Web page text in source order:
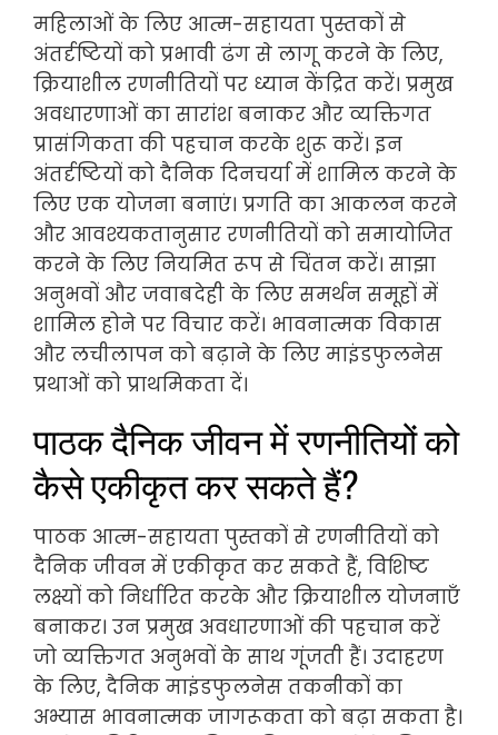
महिलाओं के लिए आत्म-सहायता पुस्तकों से
अंतर्दृष्टियों को प्रभावी ढंग से लागू करने के लिए,
क्रियाशील रणनीतियों पर ध्यान केंद्रित करें। प्रमुख
अवधारणाओं का सारांश बनाकर और व्यक्तिगत
प्रासंगिकता की पहचान करके शुरू करें। इन
अंतर्दृष्टियों को दैनिक दिनचर्या में शामिल करने के
लिए एक योजना बनाएं। प्रगति का आकलन करने
और आवश्यकतानुसार रणनीतियों को समायोजित
करने के लिए नियमित रूप से चिंतन करें। साझा
अनुभवों और जवाबदेही के लिए समर्थन समूहों में
शामिल होने पर विचार करें। भावनात्मक विकास
और लचीलापन को बढ़ाने के लिए माइंडफुलनेस
प्रथाओं को प्राथमिकता दें।
पाठक दैनिक जीवन में रणनीतियों को
कैसे एकीकृत कर सकते हैं?
पाठक आत्म-सहायता पुस्तकों से रणनीतियों को
दैनिक जीवन में एकीकृत कर सकते हैं, विशिष्ट
लक्ष्यों को निर्धारित करके और क्रियाशील योजनाएँ
बनाकर। उन प्रमुख अवधारणाओं की पहचान करें
जो व्यक्तिगत अनुभवों के साथ गूंजती हैं। उदाहरण
के लिए, दैनिक माइंडफुलनेस तकनीकों का
अभ्यास भावनात्मक जागरूकता को बढ़ा सकता है।